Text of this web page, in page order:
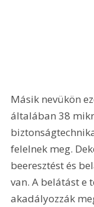
Másik nevükön
általában 38
felelnek meg.
beeresztést és
van. A belátást e
akadályozzák